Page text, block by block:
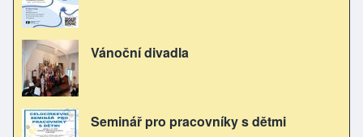
Vánoční divadla
Seminář pro pracovníky s dětmi